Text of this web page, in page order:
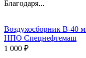
Благодаря...
Воздухосборник В-40
НПО Спецнефтемаш
1 000 ₽